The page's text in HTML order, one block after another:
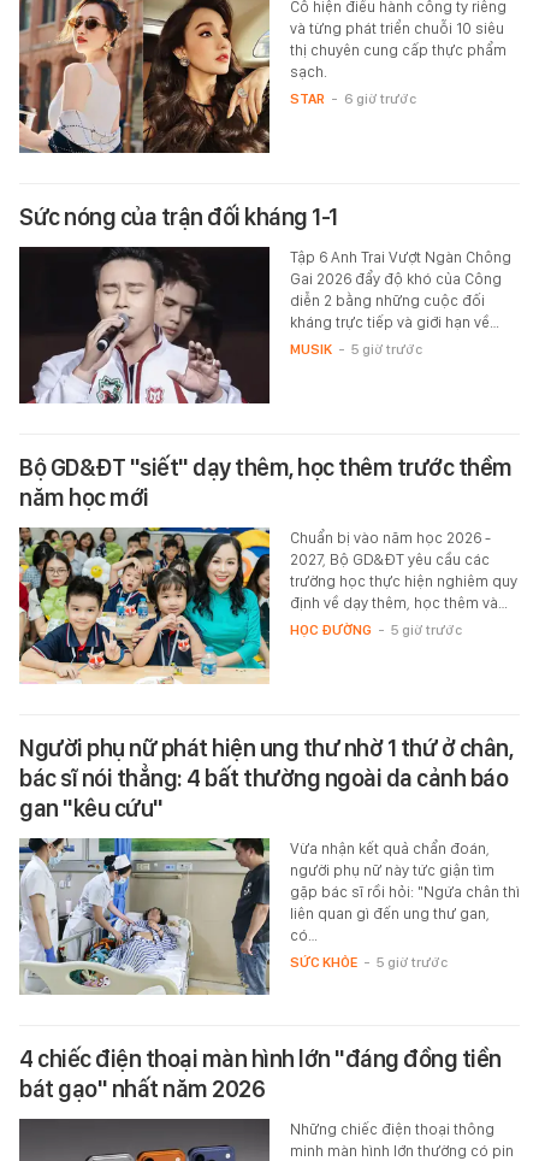
Cô hiện điều hành công ty riêng
và từng phát triển chuỗi 10 siêu
thị chuyên cung cấp thực phẩm
sạch.
STAR - 6 giờ trước
Sức nóng của trận đối kháng 1-1
Tập 6 Anh Trai Vượt Ngàn Chông
Gai 2026 đẩy độ khó của Công
diễn 2 bằng những cuộc đối
kháng trực tiếp và giới hạn về…
MUSIK - 5 giờ trước
Bộ GD&ĐT "siết" dạy thêm, học thêm trước thềm
năm học mới
Chuẩn bị vào năm học 2026 -
2027, Bộ GD&ĐT yêu cầu các
trường học thực hiện nghiêm quy
định về dạy thêm, học thêm và…
HỌC ĐƯỜNG - 5 giờ trước
Người phụ nữ phát hiện ung thư nhờ 1 thứ ở chân,
bác sĩ nói thẳng: 4 bất thường ngoài da cảnh báo
gan "kêu cứu"
Vừa nhận kết quả chẩn đoán,
người phụ nữ này tức giận tìm
gặp bác sĩ rồi hỏi: "Ngứa chân thì
liên quan gì đến ung thư gan,
có…
SỨC KHỎE - 5 giờ trước
4 chiếc điện thoại màn hình lớn "đáng đồng tiền
bát gạo" nhất năm 2026
Những chiếc điện thoại thông
minh màn hình lớn thường có pin